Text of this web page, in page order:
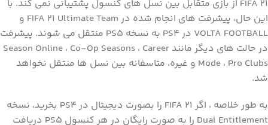
FIFA 21 از بازی متقابل بین نسل های کنسول پشتیبانی نمی کند. با
این حال، پیشرفت های انجام شده در FIFA 21 Ultimate Team و
VOLTA FOOTBALL در PS4 به نسخه PS5 منتقل می شوند. پیشرفت
در حالت های دیگر مانند Season Online ، Co-Op Seasons ، Career
Mode ، Pro Clubs و غیره، متاسفانه بین نسل ها منتقل نخواهد
شد.
به طور خلاصه ، اگر FIFA 21 را بصورت دیجیتال در PS4 بخرید، نسخه
Dual Entitlement را به صورت رایگان در هر کنسول PS5 دریافت